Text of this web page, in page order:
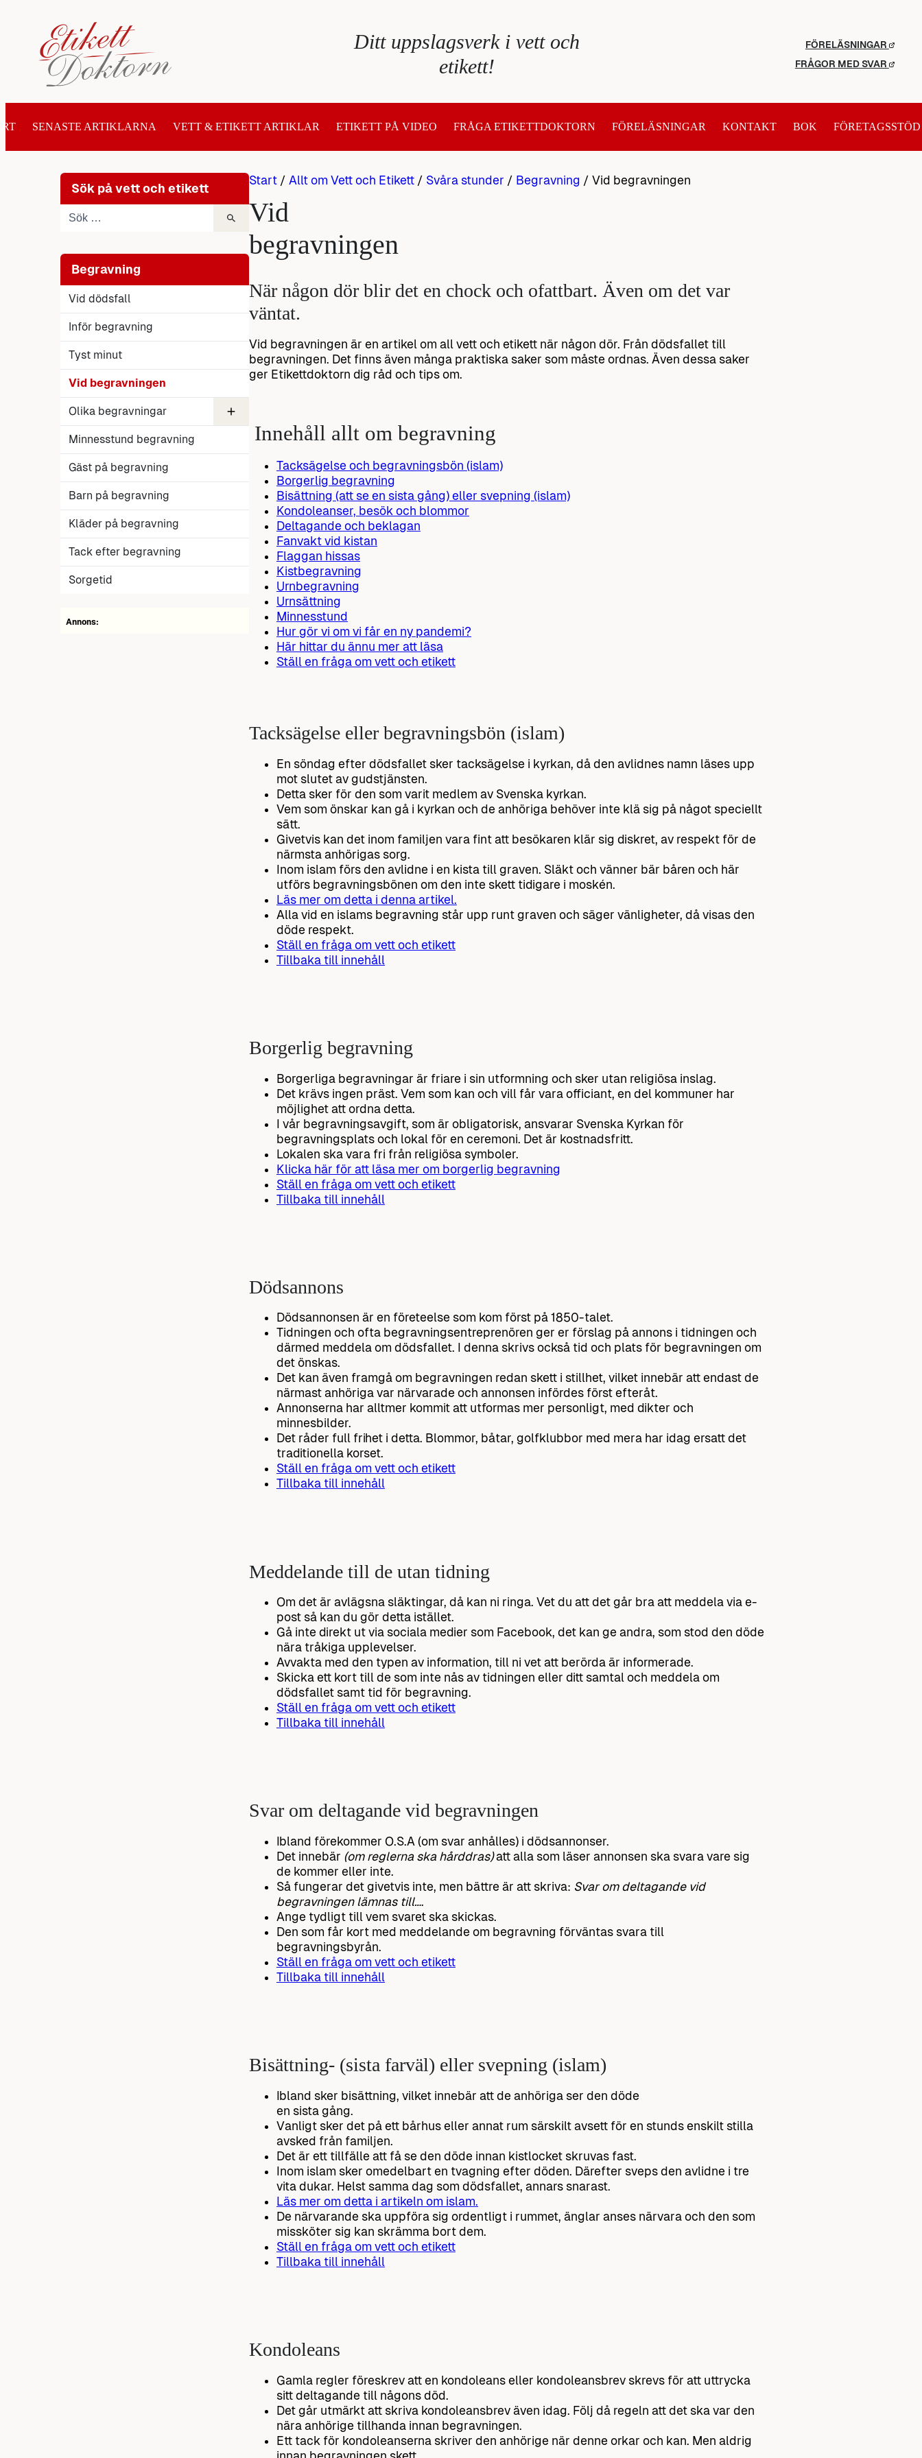
innehåll
Ditt uppslagsverk i vett och
etikett!
FÖRELÄSNINGAR
FRÅGOR MED SVAR
SENASTE ARTIKLARNA VETT & ETIKETT ARTIKLAR ETIKETT PÅ VIDEO FRÅGA ETIKETTDOKTORN FÖRELÄSNINGAR KONTAKT BOK FÖRETAGSSTÖD
Sök på vett och etikett
Begravning
Vid dödsfall
Inför begravning
Tyst minut
Vid begravningen
Olika begravningar
Digital begravning
Urnbegravning
Borgerlig begravning
Andra religioners begravning
Minnesstund begravning
Gäst på begravning
Barn på begravning
Kläder på begravning
Tack efter begravning
Sorgetid
Annons:
Start / Allt om Vett och Etikett / Svåra stunder / Begravning / Vid begravningen
Vid
begravningen
När någon dör blir det en chock och ofattbart. Även om det var
väntat.
Vid begravningen är en artikel om all vett och etikett när någon dör. Från dödsfallet till
begravningen. Det finns även många praktiska saker som måste ordnas. Även dessa saker
ger Etikettdoktorn dig råd och tips om.
Innehåll allt om begravning
Tacksägelse och begravningsbön (islam)
Borgerlig begravning
Bisättning (att se en sista gång) eller svepning (islam)
Kondoleanser, besök och blommor
Deltagande och beklagan
Fanvakt vid kistan
Flaggan hissas
Kistbegravning
Urnbegravning
Urnsättning
Minnesstund
Hur gör vi om vi får en ny pandemi?
Här hittar du ännu mer att läsa
Ställ en fråga om vett och etikett
Tacksägelse eller begravningsbön (islam)
En söndag efter dödsfallet sker tacksägelse i kyrkan, då den avlidnes namn läses upp
mot slutet av gudstjänsten.
Detta sker för den som varit medlem av Svenska kyrkan.
Vem som önskar kan gå i kyrkan och de anhöriga behöver inte klä sig på något speciellt
sätt.
Givetvis kan det inom familjen vara fint att besökaren klär sig diskret, av respekt för de
närmsta anhörigas sorg.
Inom islam förs den avlidne i en kista till graven. Släkt och vänner bär båren och här
utförs begravningsbönen om den inte skett tidigare i moskén.
Läs mer om detta i denna artikel.
Alla vid en islams begravning står upp runt graven och säger vänligheter, då visas den
döde respekt.
Ställ en fråga om vett och etikett
Tillbaka till innehåll
Borgerlig begravning
Borgerliga begravningar är friare i sin utformning och sker utan religiösa inslag.
Det krävs ingen präst. Vem som kan och vill får vara officiant, en del kommuner har
möjlighet att ordna detta.
I vår begravningsavgift, som är obligatorisk, ansvarar Svenska Kyrkan för
begravningsplats och lokal för en ceremoni. Det är kostnadsfritt.
Lokalen ska vara fri från religiösa symboler.
Klicka här för att läsa mer om borgerlig begravning
Ställ en fråga om vett och etikett
Tillbaka till innehåll
Dödsannons
Dödsannonsen är en företeelse som kom först på 1850-talet.
Tidningen och ofta begravningsentreprenören ger er förslag på annons i tidningen och
därmed meddela om dödsfallet. I denna skrivs också tid och plats för begravningen om
det önskas.
Det kan även framgå om begravningen redan skett i stillhet, vilket innebär att endast de
närmast anhöriga var närvarade och annonsen infördes först efteråt.
Annonserna har alltmer kommit att utformas mer personligt, med dikter och
minnesbilder.
Det råder full frihet i detta. Blommor, båtar, golfklubbor med mera har idag ersatt det
traditionella korset.
Ställ en fråga om vett och etikett
Tillbaka till innehåll
Meddelande till de utan tidning
Om det är avlägsna släktingar, då kan ni ringa. Vet du att det går bra att meddela via e-
post så kan du gör detta istället.
Gå inte direkt ut via sociala medier som Facebook, det kan ge andra, som stod den döde
nära tråkiga upplevelser.
Avvakta med den typen av information, till ni vet att berörda är informerade.
Skicka ett kort till de som inte nås av tidningen eller ditt samtal och meddela om
dödsfallet samt tid för begravning.
Ställ en fråga om vett och etikett
Tillbaka till innehåll
Svar om deltagande vid begravningen
Ibland förekommer O.S.A (om svar anhålles) i dödsannonser.
Det innebär (om reglerna ska hårddras)att alla som läser annonsen ska svara vare sig
de kommer eller inte.
Så fungerar det givetvis inte, men bättre är att skriva: Svar om deltagande vid
begravningen lämnas till….
Ange tydligt till vem svaret ska skickas.
Den som får kort med meddelande om begravning förväntas svara till
begravningsbyrån.
Ställ en fråga om vett och etikett
Tillbaka till innehåll
Bisättning- (sista farväl) eller svepning (islam)
Ibland sker bisättning, vilket innebär att de anhöriga ser den döde
en sista gång.
Vanligt sker det på ett bårhus eller annat rum särskilt avsett för en stunds enskilt stilla
avsked från familjen.
Det är ett tillfälle att få se den döde innan kistlocket skruvas fast.
Inom islam sker omedelbart en tvagning efter döden. Därefter sveps den avlidne i tre
vita dukar. Helst samma dag som dödsfallet, annars snarast.
Läs mer om detta i artikeln om islam.
De närvarande ska uppföra sig ordentligt i rummet, änglar anses närvara och den som
missköter sig kan skrämma bort dem.
Ställ en fråga om vett och etikett
Tillbaka till innehåll
Kondoleans
Gamla regler föreskrev att en kondoleans eller kondoleansbrev skrevs för att uttrycka
sitt deltagande till någons död.
Det går utmärkt att skriva kondoleansbrev även idag. Följ då regeln att det ska var den
nära anhörige tillhanda innan begravningen.
Ett tack för kondoleanserna skriver den anhörige när denne orkar och kan. Men aldrig